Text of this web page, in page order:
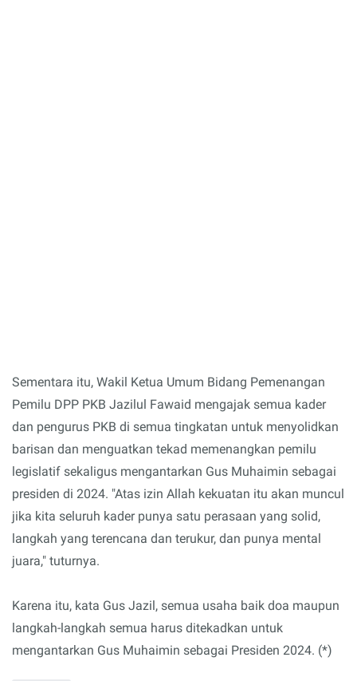
Sementara itu, Wakil Ketua Umum Bidang Pemenangan
Pemilu DPP PKB Jazilul Fawaid mengajak semua kader
dan pengurus PKB di semua tingkatan untuk menyolidkan
barisan dan menguatkan tekad memenangkan pemilu
legislatif sekaligus mengantarkan Gus Muhaimin sebagai
presiden di 2024. "Atas izin Allah kekuatan itu akan muncul
jika kita seluruh kader punya satu perasaan yang solid,
langkah yang terencana dan terukur, dan punya mental
juara," tuturnya.
Karena itu, kata Gus Jazil, semua usaha baik doa maupun
langkah-langkah semua harus ditekadkan untuk
mengantarkan Gus Muhaimin sebagai Presiden 2024. (*)